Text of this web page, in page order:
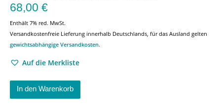
68,00 €
Enthält 7% red. MwSt.
Versandkostenfreie Lieferung innerhalb Deutschlands, für das Ausland gelten
gewichtsabhängige Versandkosten.
Auf die Merkliste
In den Warenkorb